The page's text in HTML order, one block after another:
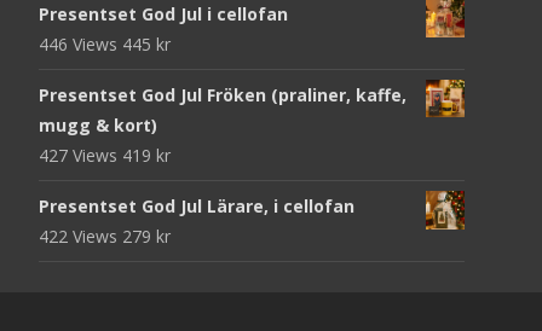
Presentset God Jul i cellofan
446 Views 445 kr
Presentset God Jul Fröken (praliner, kaffe,
mugg & kort)
427 Views 419 kr
Presentset God Jul Lärare, i cellofan
422 Views 279 kr